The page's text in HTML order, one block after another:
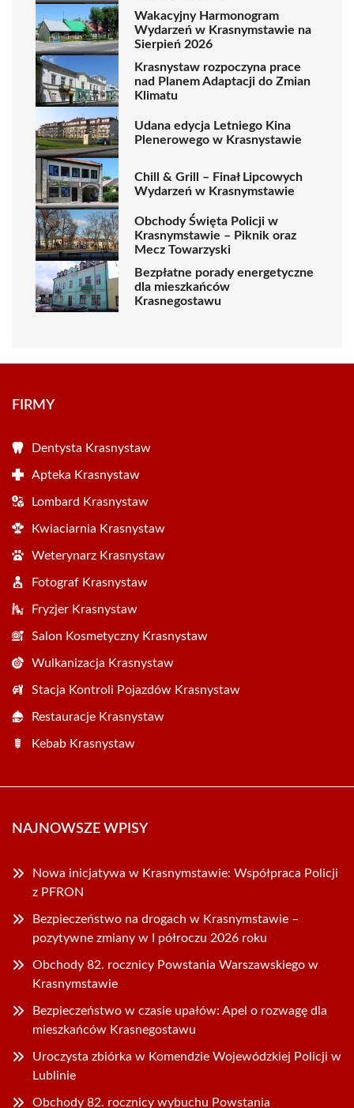
Wakacyjny Harmonogram
Wydarzeń w Krasnymstawie na
Sierpień 2026
Krasnystaw rozpoczyna prace
nad Planem Adaptacji do Zmian
Klimatu
Udana edycja Letniego Kina
Plenerowego w Krasnystawie
Chill & Grill – Finał Lipcowych
Wydarzeń w Krasnymstawie
Obchody Święta Policji w
Krasnymstawie – Piknik oraz
Mecz Towarzyski
Bezpłatne porady energetyczne
dla mieszkańców
Krasnegostawu
FIRMY
Dentysta Krasnystaw
Apteka Krasnystaw
Lombard Krasnystaw
Kwiaciarnia Krasnystaw
Weterynarz Krasnystaw
Fotograf Krasnystaw
Fryzjer Krasnystaw
Salon Kosmetyczny Krasnystaw
Wulkanizacja Krasnystaw
Stacja Kontroli Pojazdów Krasnystaw
Restauracje Krasnystaw
Kebab Krasnystaw
NAJNOWSZE WPISY
Nowa inicjatywa w Krasnymstawie: Współpraca Policji
z PFRON
Bezpieczeństwo na drogach w Krasnymstawie –
pozytywne zmiany w I półroczu 2026 roku
Obchody 82. rocznicy Powstania Warszawskiego w
Krasnymstawie
Bezpieczeństwo w czasie upałów: Apel o rozwagę dla
mieszkańców Krasnegostawu
Uroczysta zbiórka w Komendzie Wojewódzkiej Policji w
Lublinie
Obchody 82. rocznicy wybuchu Powstania